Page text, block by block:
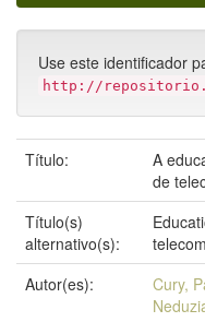
Use este identificador
http://
Título:
A
de
Título(s)
alternativo(s):
Autor(es):
Cury,